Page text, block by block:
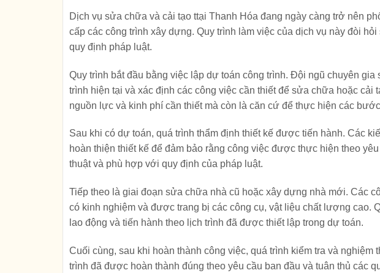
Dịch vụ sửa chữa và cải tạo ttại Thanh Hóa đang ngày càng trở nên
cấp các công trình xây dựng. Quy trình làm việc của dịch vụ này đòi
quy định pháp luật.
Quy trình bắt đầu bằng việc lập dự toán công trình. Đội ngũ chuyên gia
trình hiện tại và xác định các công việc cần thiết để sửa chữa hoặc cải
nguồn lực và kinh phí cần thiết mà còn là căn cứ để thực hiện các
Sau khi có dự toán, quá trình thẩm định thiết kế được tiến hành. Các
hoàn thiện thiết kế để đảm bảo rằng công việc được thực hiện theo
thuật và phù hợp với quy định của pháp luật.
Tiếp theo là giai đoạn sửa chữa nhà cũ hoặc xây dựng nhà mới. Các
có kinh nghiệm và được trang bị các công cụ, vật liệu chất lượng cao.
lao động và tiến hành theo lịch trình đã được thiết lập trong dự toán.
Cuối cùng, sau khi hoàn thành công việc, quá trình kiểm tra và
trình đã được hoàn thành đúng theo yêu cầu ban đầu và tuân thủ các